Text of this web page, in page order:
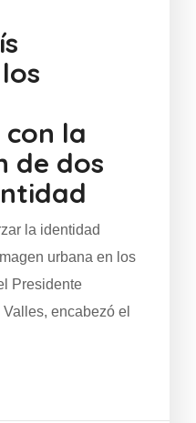
la
de dos
la identidad
urbana en los
Presidente
encabezó el